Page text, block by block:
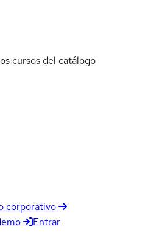
cursos del catálogo
corporativo
Entrar